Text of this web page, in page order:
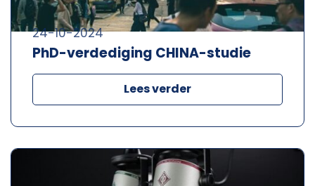
PhD-verdediging CHINA-studie
24-10-2024
Lees verder